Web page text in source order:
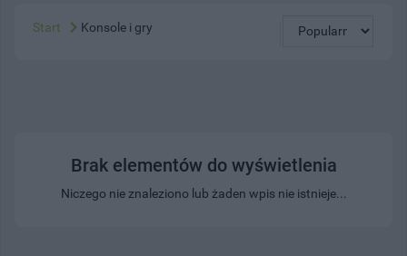
Start Konsole i gry
Brak elementów do wyświetlenia
Niczego nie znaleziono lub żaden wpis nie istnieje...